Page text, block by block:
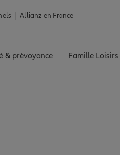
Allianz en France
& prévoyance Famille Loisirs